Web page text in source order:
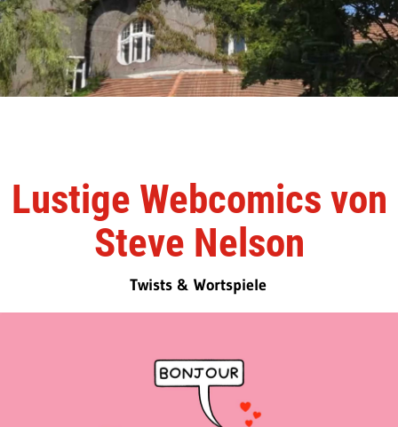
Lustige Webcomics von
Steve Nelson
Twists & Wortspiele